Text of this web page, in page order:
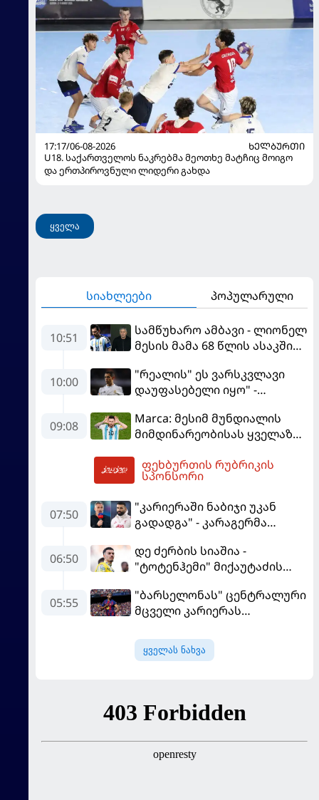
17:17/06-08-2026
ᲮᲔᲚᲑᲣᲠᲗᲘ
U18. საქართველოს ნაკრებმა მეოთხე მატჩიც მოიგო
და ერთპიროვნული ლიდერი გახდა
ყველა
სიახლეები პოპულარული
10:51
სამწუხარო ამბავი - ლიონელ
მესის მამა 68 წლის ასაკში
10:00
"რეალის" ეს ვარსკვლავი
დაუფასებელი იყო" -
თანაგუნდელზე ისაუბრა
09:08
Marca: მესიმ მუნდიალის
მიმდინარეობისას ყველაზე
ფეხბურთის რუბრიკის
სპონსორი
07:50
"კარიერაში ნაბიჯი უკან
გადადგა" - კარაგერმა
06:50
დე ძერბის სიაშია -
"ტოტენჰემი" მიქაუტაძის
05:55
"ბარსელონას" ცენტრალური
მცველი კარიერას
გააგრძელებს
ყველას ნახვა